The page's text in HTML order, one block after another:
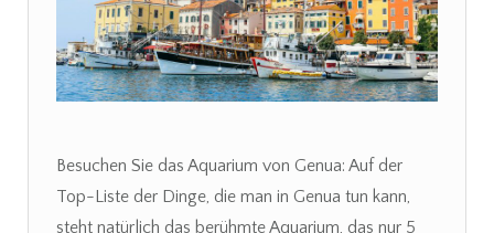
Besuchen Sie das Aquarium von Genua: Auf der
Top-Liste der Dinge, die man in Genua tun kann,
steht natürlich das berühmte Aquarium, das nur 5